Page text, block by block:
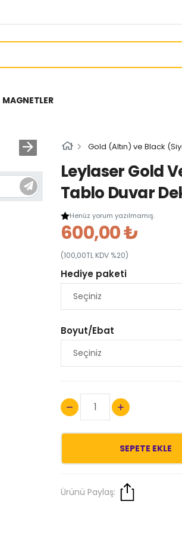
MAGNETLER
Gold (Altın) ve Black
Leylaser Gold
Tablo Duvar
Henüz yorum yazılmamış.
600,00 ₺
(100,00TL KDV %20)
Hediye paketi
Boyut/Ebat
SEPETE EKLE
Ürünü Paylaş: